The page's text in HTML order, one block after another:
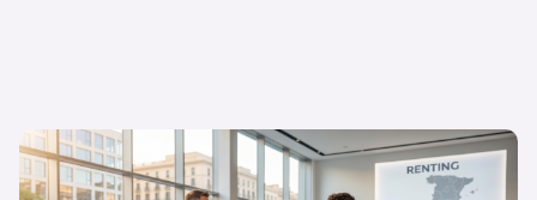
Flexibilidad o propiedad: ¿Por qué el
renting triunfa cada vez más en España?